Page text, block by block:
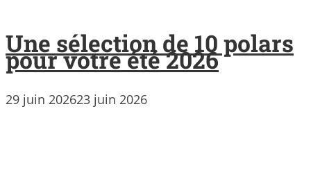
Une sélection de 10 polars
pour votre été 2026
29 juin 202623 juin 2026